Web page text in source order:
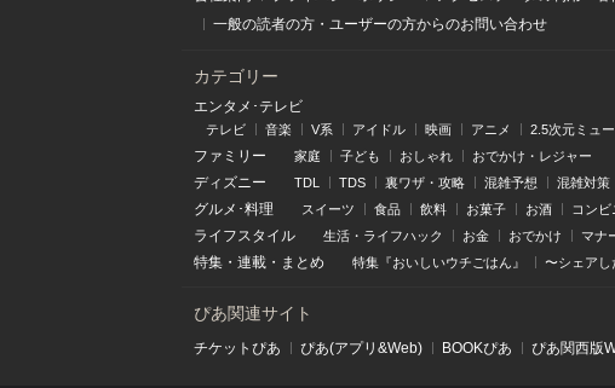
一般の読者の方・ユーザーの方からのお問い合わせ
カテゴリー
エンタメ･テレビ
テレビ 音楽 V系 アイドル 映画 アニメ 2.5次元ミュ
ファミリー 家庭 子ども おしゃれ おでかけ・レジャー
ディズニー TDL TDS 裏ワザ・攻略 混雑予想 混雑対策
グルメ･料理 スイーツ 食品 飲料 お菓子 お酒 コンビ
ライフスタイル 生活・ライフハック お金 おでかけ マナ
特集 ・ 連載 ・ まとめ 特集『おいしいウチごはん』 〜シェア
ぴあ関連サイト
チケットぴあ ぴあ(アプリ&Web) BOOKぴあ ぴあ関⻄版